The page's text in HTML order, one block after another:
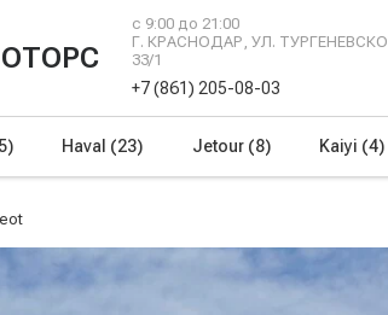
с 9:00 до 21:00
Г. КРАСНОДАР, УЛ.
33/1
+7 (861) 205-08-03
Haval (23) Jetour (8) Kaiyi (4)